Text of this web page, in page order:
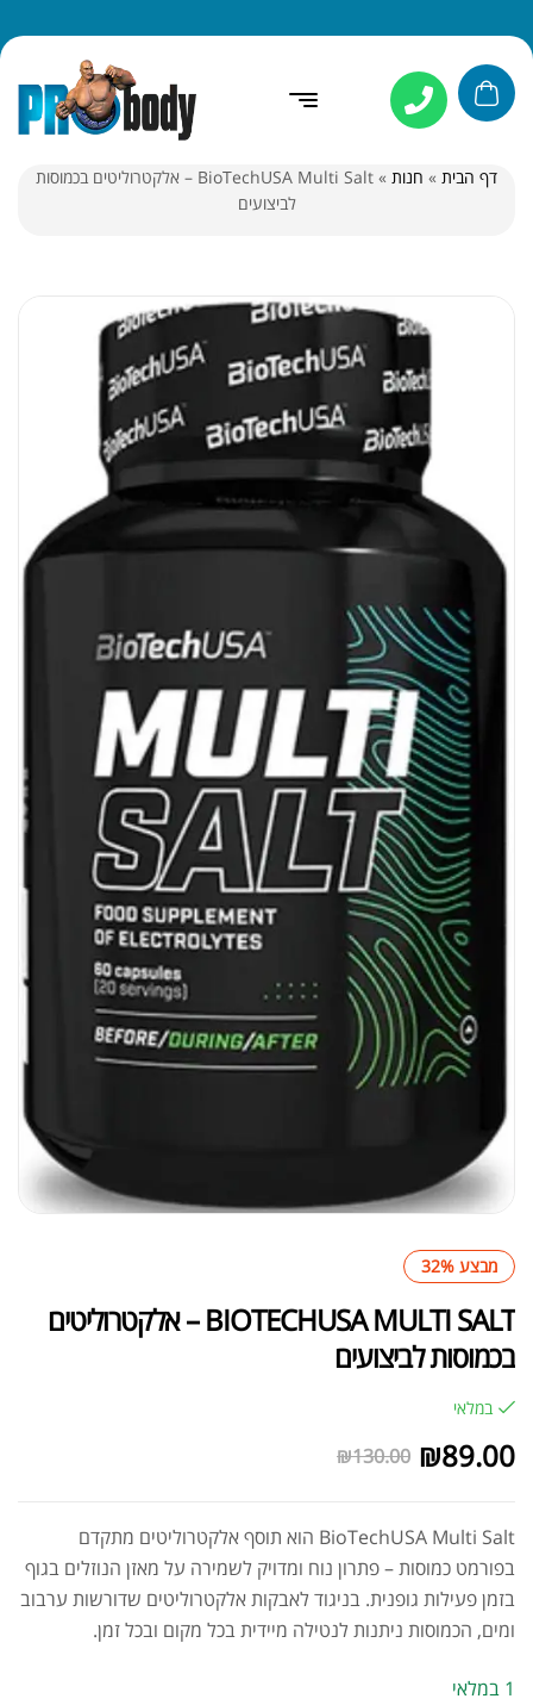
דף הבית » חנות »
BioTechUSA Multi Salt – אלקטרוליטים בכמוסות
לביצועים
מבצע 32%
BIOTECHUSA MULTI SALT – אלקטרוליטים
בכמוסות לביצועים
במלאי
₪130.00 ₪89.00
BioTechUSA Multi Salt הוא תוסף אלקטרוליטים מתקדם
בפורמט כמוסות – פתרון נוח ומדויק לשמירה על מאזן הנוזלים בגוף
בזמן פעילות גופנית. בניגוד לאבקות אלקטרוליטים שדורשות ערבוב
ומים, הכמוסות ניתנות לנטילה מיידית בכל מקום ובכל זמן.
1 במלאי